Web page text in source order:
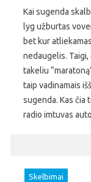
Kai sugenda
lyg užburtas
bet kur
nedaugelis.
takeliu
taip vadinamais
sugenda. Kas čia
radio imtuvas
Skelbimai